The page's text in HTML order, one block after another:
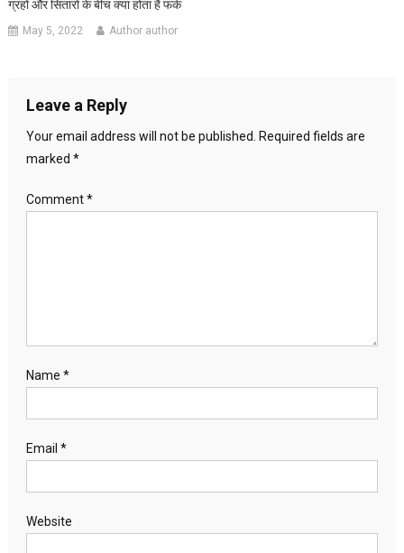
ग्रहों और सितारों के बीच क्या होता है फर्क
May 5, 2022 Author author
Leave a Reply
Your email address will not be published.
Required fields are
marked *
Comment*
Name *
Email *
Website